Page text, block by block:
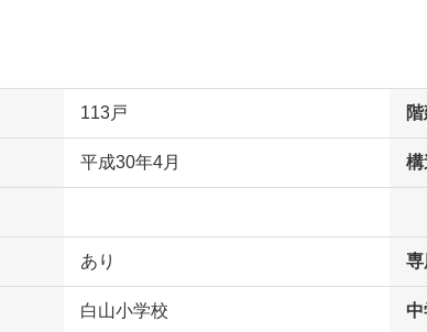
113戸
平成30年4月 構
あり 専
白山小学校